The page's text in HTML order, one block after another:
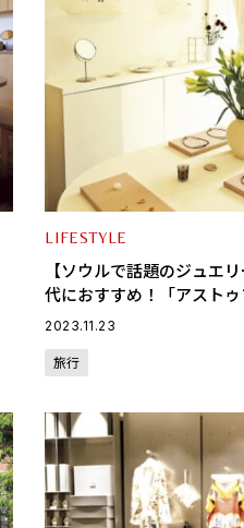
LIFESTYLE
【ソウルで話題のジュエ
代におすすめ！「アスト
ス」
2023.11.23
旅行